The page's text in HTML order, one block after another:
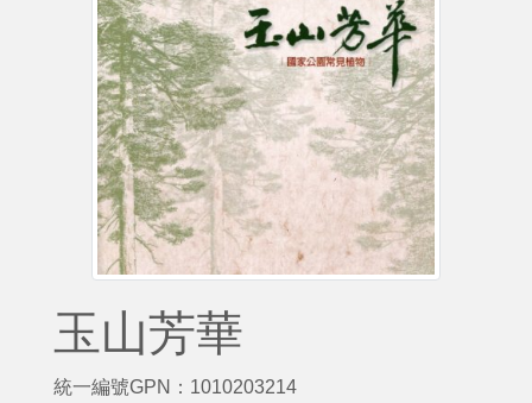
玉山芳華
統一編號GPN：1010203214